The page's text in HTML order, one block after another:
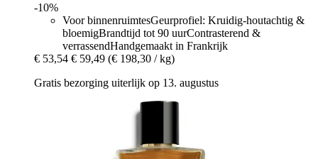
-10%
Voor binnenruimtesGeurprofiel: Kruidig-houtachtig &
bloemigBrandtijd tot 90 uurContrasterend &
verrassendHandgemaakt in Frankrijk
€ 53,54 € 59,49 (€ 198,30 / kg)
Gratis bezorging uiterlijk op 13. augustus